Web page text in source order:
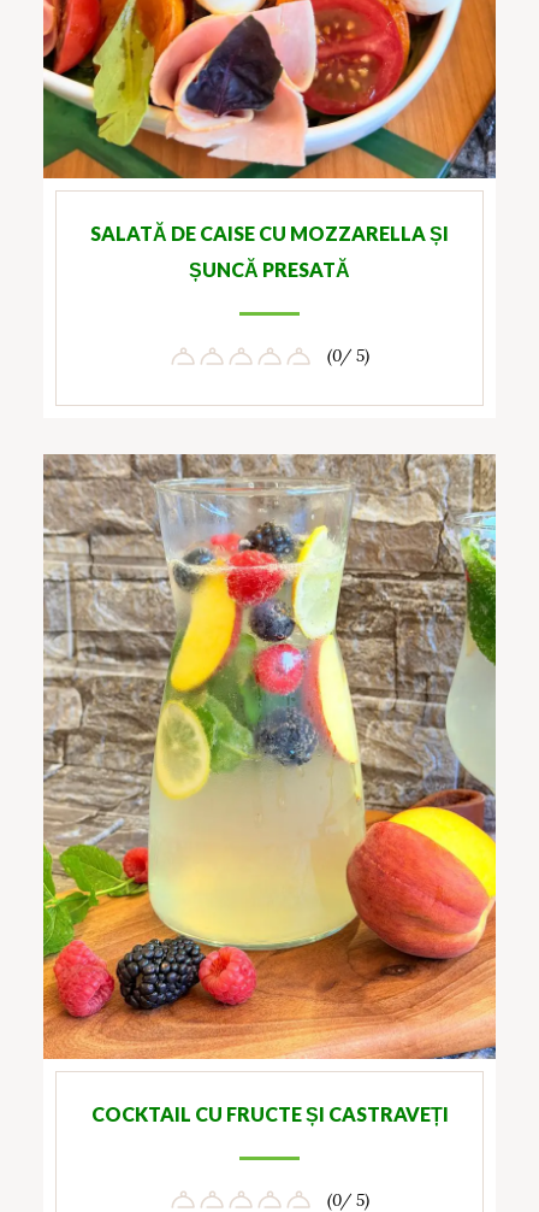
SALATĂ DE CAISE CU MOZZARELLA ȘI
ȘUNCĂ PRESATĂ
(0/ 5)
COCKTAIL CU FRUCTE ȘI CASTRAVEȚI
(0/ 5)